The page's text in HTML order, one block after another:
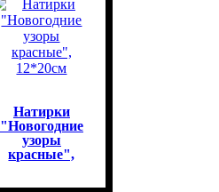
Натирки
"Новогодние
узоры
красные",